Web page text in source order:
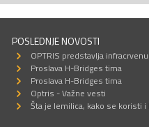
POSLEDNJE NOVOSTI
OPTRIS predstavlja
Proslava H-Bridges tima
Proslava H-Bridges tima
Optris - Važne vesti
Šta je lemilica, kako se koristi